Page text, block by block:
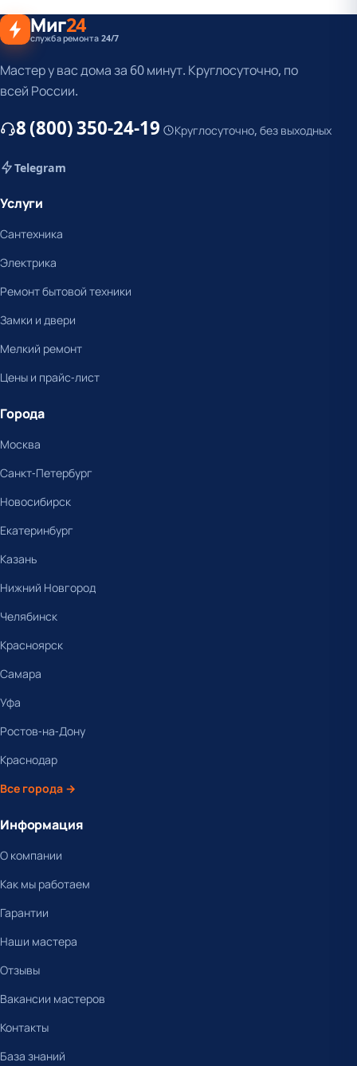
Миг24
служба ремонта 24/7
Мастер у вас дома за 60 минут. Круглосуточно, по
всей России.
8 (800) 350-24-19 Круглосуточно, без выходных
Telegram
Услуги
Сантехника
Электрика
Ремонт бытовой техники
Замки и двери
Мелкий ремонт
Цены и прайс-лист
Города
Москва
Санкт-Петербург
Новосибирск
Екатеринбург
Казань
Нижний Новгород
Челябинск
Красноярск
Самара
Уфа
Ростов-на-Дону
Краснодар
Все города →
Информация
О компании
Как мы работаем
Гарантии
Наши мастера
Отзывы
Вакансии мастеров
Контакты
База знаний